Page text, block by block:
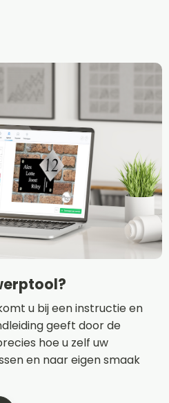
u bij een instructie en
geeft door de
hoe u zelf uw
en naar eigen smaak